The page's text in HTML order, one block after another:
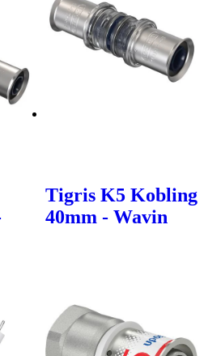
Tigris K5 Kobling
40mm - Wavin